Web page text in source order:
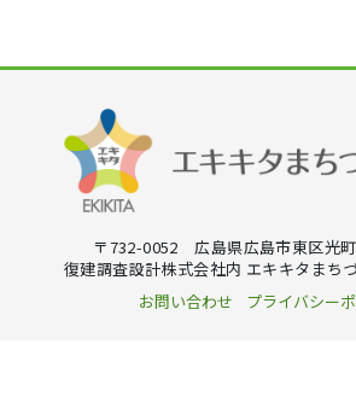
〒732-0052 広島県広島市東区光
復建調査設計株式会社内 エキキタまち
お問い合わせ
プライバシー